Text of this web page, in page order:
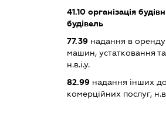
41.10організація
будівель
77.39надання в оренду
машин, устатковання та
н.в.і.у.
82.99надання інших
комерційних послуг,